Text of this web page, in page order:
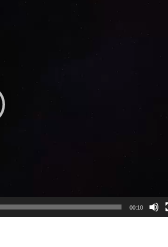
00:10